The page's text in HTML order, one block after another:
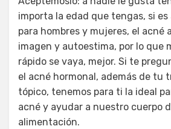
importa la edad que tengas, si es
para hombres y mujeres, el acné
imagen y autoestima, por lo que
rápido se vaya, mejor. Si te
el acné hormonal, además de tu
tópico, tenemos para ti la ideal
acné y ayudar a nuestro cuerpo
alimentación.